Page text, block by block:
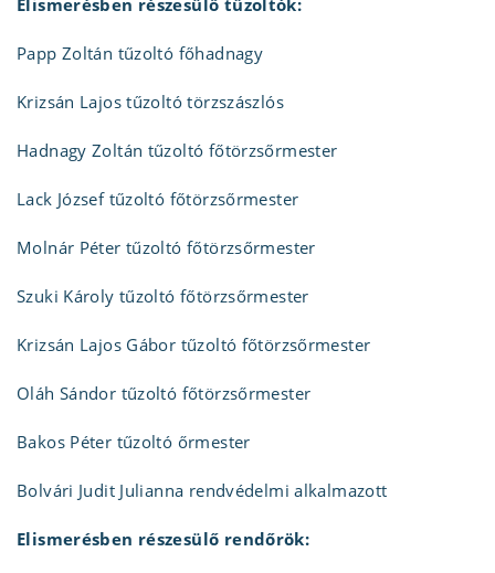
Papp Zoltán tűzoltó főhadnagy
Krizsán Lajos tűzoltó törzszászlós
Hadnagy Zoltán tűzoltó főtörzsőrmester
Lack József tűzoltó főtörzsőrmester
Molnár Péter tűzoltó főtörzsőrmester
Szuki Károly tűzoltó főtörzsőrmester
Krizsán Lajos Gábor tűzoltó főtörzsőrmester
Oláh Sándor tűzoltó főtörzsőrmester
Bakos Péter tűzoltó őrmester
Bolvári Judit Julianna rendvédelmi alkalmazott
Elismerésben részesülő rendőrök: